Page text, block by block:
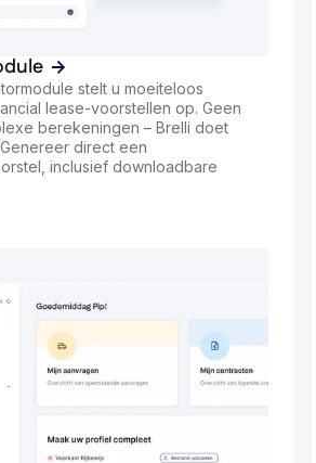
stelt u moeiteloos
lease-voorstellen op. Geen
berekeningen – Brelli doet
direct een
inclusief downloadbare